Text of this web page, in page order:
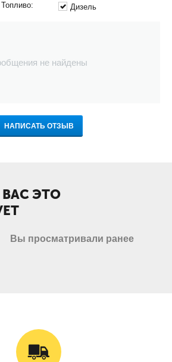
Топливо: Дизель
не найдены
НАПИСАТЬ ОТЗЫВ
ЭТО
Вы просматривали ранее